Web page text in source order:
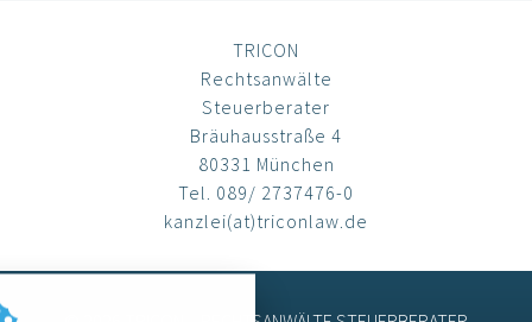
TRICON
Rechtsanwälte
Steuerberater
Bräuhausstraße 4
80331 München
Tel. 089/ 2737476-0
kanzlei(at)triconlaw.de